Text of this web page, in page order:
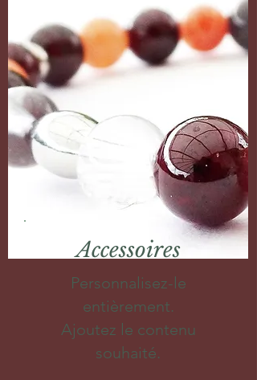
Accessoires
Personnalisez-le
entièrement.
Ajoutez le contenu
souhaité.